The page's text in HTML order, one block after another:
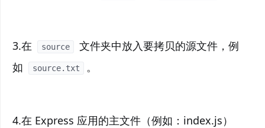
3.在 source
文件夹中放入要拷贝的源文件，例
如
source.txt 。
4.在 Express 应用的主文件（例如：index.js）